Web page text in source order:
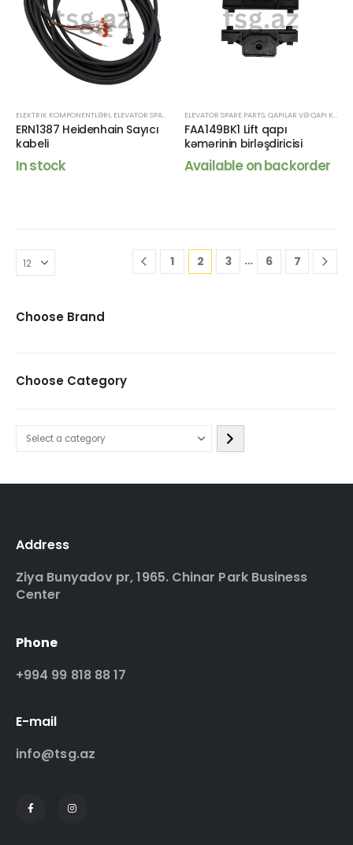
ELEKTRIK KOMPONENTLƏRI, ELEVATOR SPARE PARTS
ERN1387 Heidenhain Sayıcı
kabeli
In stock
ELEVATOR SPARE PARTS,QAPILAR VƏ QAPI KOMPONENTLƏRI
FAA149BK1 Lift qapı
kəmərinin birləşdiricisi
Available on backorder
1 2 3 … 6 7
Choose Brand
Choose Category
Address
Ziya Bunyadov pr, 1965. Chinar Park Business
Center
Phone
+994 99 818 88 17
E-mail
info@tsg.az